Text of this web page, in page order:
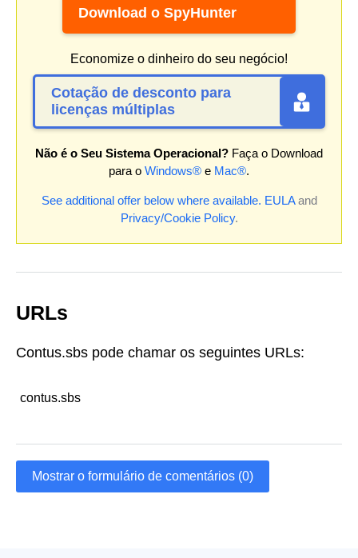
Download o SpyHunter
Economize o dinheiro do seu negócio!
Cotação de desconto para
licenças múltiplas
Não é o Seu Sistema Operacional? Faça o Download
para o Windows® e Mac®.
See additional offer below where available. EULAand
Privacy/Cookie Policy.
URLs
Contus.sbs pode chamar os seguintes URLs:
contus.sbs
Mostrar o formulário de comentários (0)